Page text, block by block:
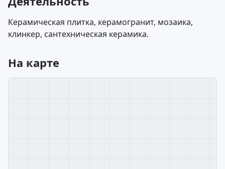
Керамическая плитка, керамогранит, мозаика,
клинкер, сантехническая керамика.
На карте